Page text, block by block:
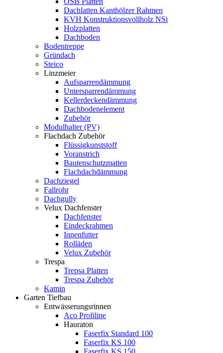
Dachlatten Kanthölzer Rahmen
KVH Konstruktionsvollholz NSi
Holzplatten
Dachboden
Bodentreppe
Gründach
Steico
Linzmeier
Aufsparrendämmung
Untersparrendämmung
Kellerdeckendämmung
Dachbodenelement
Zubehör
Modulhalter (PV)
Flachdach Zubehör
Flüssigkunststoff
Voranstrich
Bautenschutzmatten
Flachdachdämmung
Dachziegel
Fallrohr
Dachgully
Velux Dachfenster
Dachfenster
Eindeckrahmen
Innenfutter
Rolläden
Velux Zubehör
Trespa
Trepsa Platten
Trespa Zubehör
Kamin
Garten Tiefbau
Entwässerungsrinnen
Aco Profiline
Hauraton
Faserfix Standard 100
Faserfix KS 100
Faserfix KS 150